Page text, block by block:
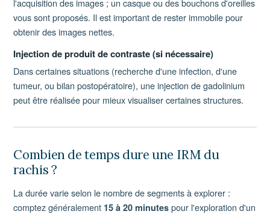
l'acquisition des images ; un casque ou des bouchons d'oreilles
vous sont proposés. Il est important de rester immobile pour
obtenir des images nettes.
Injection de produit de contraste (si nécessaire)
Dans certaines situations (recherche d'une infection, d'une
tumeur, ou bilan postopératoire), une injection de gadolinium
peut être réalisée pour mieux visualiser certaines structures.
Combien de temps dure une IRM du
rachis ?
La durée varie selon le nombre de segments à explorer :
comptez généralement 15 à 20 minutes pour l'exploration d'un